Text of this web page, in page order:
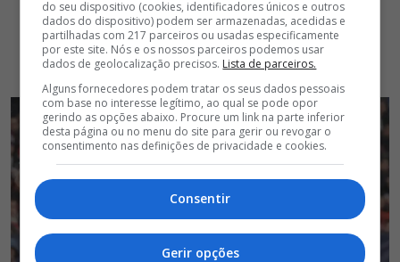
do seu dispositivo (cookies, identificadores únicos e outros
dados do dispositivo) podem ser armazenadas, acedidas e
partilhadas com 217 parceiros ou usadas especificamente
por este site. Nós e os nossos parceiros podemos usar
dados de geolocalização precisos. Lista de parceiros.
Alguns fornecedores podem tratar os seus dados pessoais
com base no interesse legítimo, ao qual se pode opor
gerindo as opções abaixo. Procure um link na parte inferior
desta página ou no menu do site para gerir ou revogar o
consentimento nas definições de privacidade e cookies.
Consentir
Gerir opções